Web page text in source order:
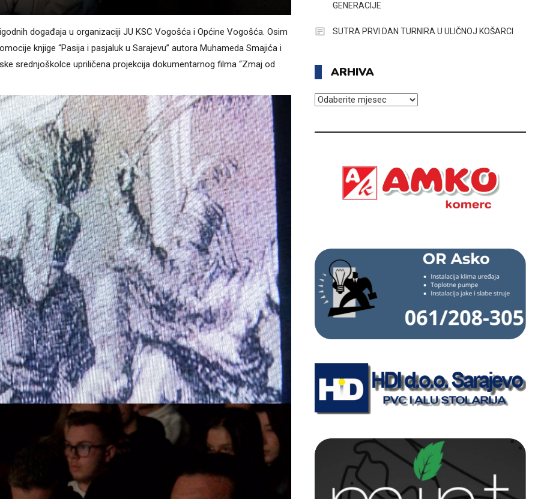
događaja u organizaciji JU KSC Vogošća i Općine Vogošća. Osim
knjige “Pasija i pasjaluk u Sarajevu” autora Muhameda Smajića i
srednjoškolce upriličena projekcija dokumentarnog filma “Zmaj od
GENERACIJE
SUTRA PRVI DAN TURNIRA U ULIČNOJ KOŠARCI
ARHIVA
ARHIVA